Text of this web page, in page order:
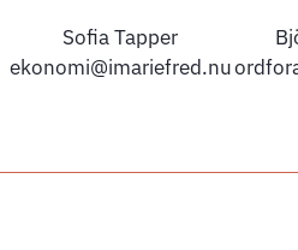
Sofia Tapper
ekonomi@imariefred.nu